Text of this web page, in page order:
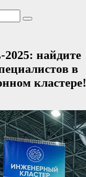
найдите
в
кластере!